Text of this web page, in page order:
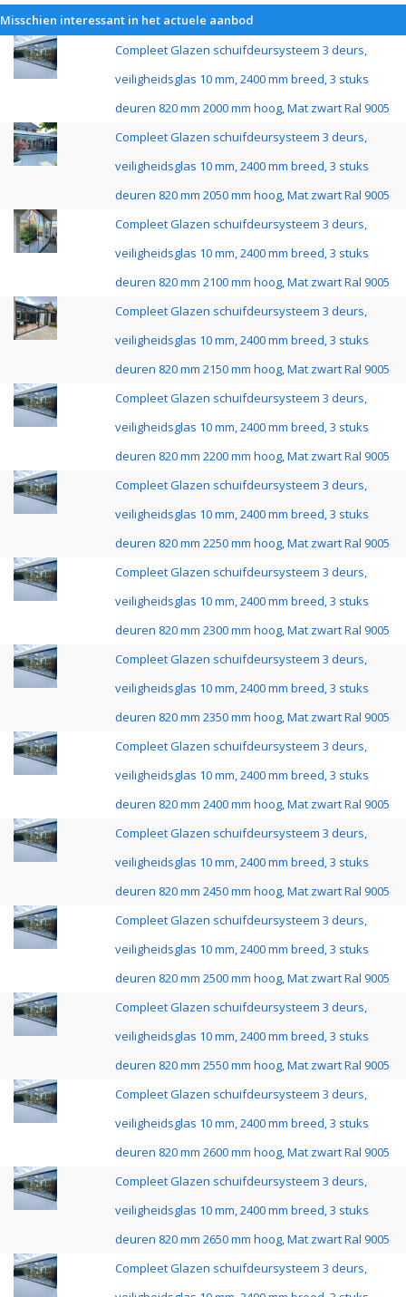
Misschien interessant in het actuele aanbod
Compleet Glazen schuifdeursysteem 3 deurs,
veiligheidsglas 10 mm, 2400 mm breed, 3 stuks
deuren 820 mm 2000 mm hoog, Mat zwart Ral 9005
Compleet Glazen schuifdeursysteem 3 deurs,
veiligheidsglas 10 mm, 2400 mm breed, 3 stuks
deuren 820 mm 2050 mm hoog, Mat zwart Ral 9005
Compleet Glazen schuifdeursysteem 3 deurs,
veiligheidsglas 10 mm, 2400 mm breed, 3 stuks
deuren 820 mm 2100 mm hoog, Mat zwart Ral 9005
Compleet Glazen schuifdeursysteem 3 deurs,
veiligheidsglas 10 mm, 2400 mm breed, 3 stuks
deuren 820 mm 2150 mm hoog, Mat zwart Ral 9005
Compleet Glazen schuifdeursysteem 3 deurs,
veiligheidsglas 10 mm, 2400 mm breed, 3 stuks
deuren 820 mm 2200 mm hoog, Mat zwart Ral 9005
Compleet Glazen schuifdeursysteem 3 deurs,
veiligheidsglas 10 mm, 2400 mm breed, 3 stuks
deuren 820 mm 2250 mm hoog, Mat zwart Ral 9005
Compleet Glazen schuifdeursysteem 3 deurs,
veiligheidsglas 10 mm, 2400 mm breed, 3 stuks
deuren 820 mm 2300 mm hoog, Mat zwart Ral 9005
Compleet Glazen schuifdeursysteem 3 deurs,
veiligheidsglas 10 mm, 2400 mm breed, 3 stuks
deuren 820 mm 2350 mm hoog, Mat zwart Ral 9005
Compleet Glazen schuifdeursysteem 3 deurs,
veiligheidsglas 10 mm, 2400 mm breed, 3 stuks
deuren 820 mm 2400 mm hoog, Mat zwart Ral 9005
Compleet Glazen schuifdeursysteem 3 deurs,
veiligheidsglas 10 mm, 2400 mm breed, 3 stuks
deuren 820 mm 2450 mm hoog, Mat zwart Ral 9005
Compleet Glazen schuifdeursysteem 3 deurs,
veiligheidsglas 10 mm, 2400 mm breed, 3 stuks
deuren 820 mm 2500 mm hoog, Mat zwart Ral 9005
Compleet Glazen schuifdeursysteem 3 deurs,
veiligheidsglas 10 mm, 2400 mm breed, 3 stuks
deuren 820 mm 2550 mm hoog, Mat zwart Ral 9005
Compleet Glazen schuifdeursysteem 3 deurs,
veiligheidsglas 10 mm, 2400 mm breed, 3 stuks
deuren 820 mm 2600 mm hoog, Mat zwart Ral 9005
Compleet Glazen schuifdeursysteem 3 deurs,
veiligheidsglas 10 mm, 2400 mm breed, 3 stuks
deuren 820 mm 2650 mm hoog, Mat zwart Ral 9005
Compleet Glazen schuifdeursysteem 3 deurs,